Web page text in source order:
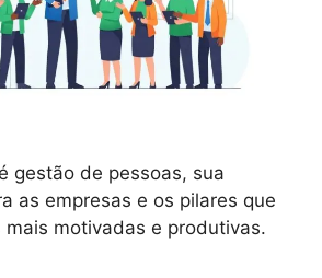
gestão de pessoas, sua
as empresas e os pilares que
mais motivadas e produtivas.